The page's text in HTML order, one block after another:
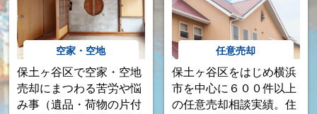
空家・空地
保土ヶ谷区で空家・空地
売却にまつわる苦労や悩
み事（遺品・荷物の片付
任意売却
保土ヶ谷区をはじめ横浜
市を中心に６００件以上
の任意売却相談実績。住